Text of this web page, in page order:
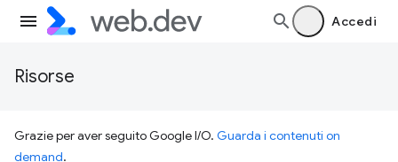
Accedi
Risorse
Grazie per aver seguito Google I/O. Guarda i contenuti on
demand.